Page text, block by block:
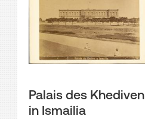
Palais des Khediven
in Ismailia